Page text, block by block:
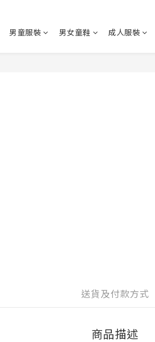
男童服裝 男女童鞋 成人服裝
送貨及付款方式
商品描述